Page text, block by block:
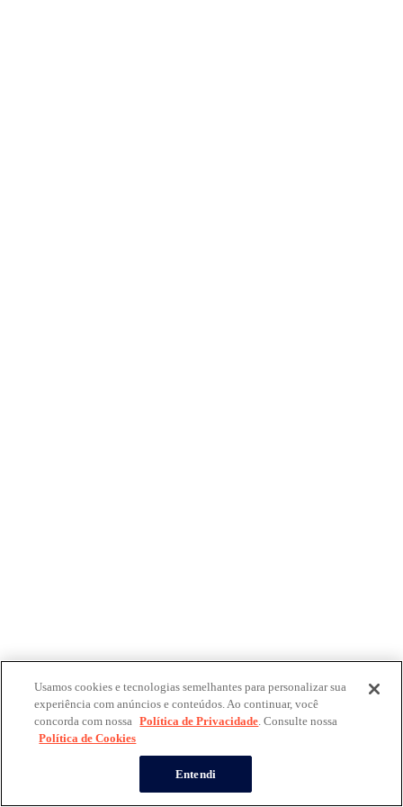
Usamos cookies e tecnologias semelhantes para personalizar sua
experiência com anúncios e conteúdos. Ao continuar, você
concorda com nossa Política de Privacidade. Consulte nossa
Política de Cookies
Entendi